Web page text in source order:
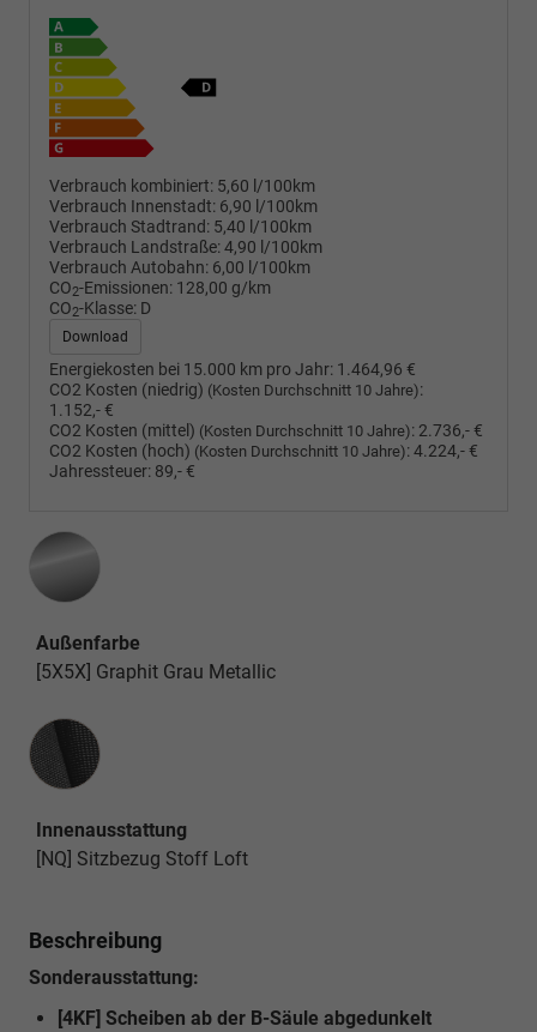
Verbrauch kombiniert: 5,60 l/100km
Verbrauch Innenstadt: 6,90 l/100km
Verbrauch Stadtrand: 5,40 l/100km
Verbrauch Landstraße:4,90 l/100km
Verbrauch Autobahn: 6,00 l/100km
CO2-Emissionen: 128,00 g/km
CO2-Klasse: D
Download
Energiekosten bei 15.000 km pro Jahr: 1.464,96 €
CO2 Kosten (niedrig) (Kosten Durchschnitt 10 Jahre):
1.152,- €
CO2 Kosten (mittel) (Kosten Durchschnitt 10 Jahre): 2.736,- €
CO2 Kosten (hoch) (Kosten Durchschnitt 10 Jahre):4.224,- €
Jahressteuer: 89,- €
Außenfarbe
[5X5X] Graphit Grau Metallic
Innenausstattung
Innenausstattung
[NQ] Sitzbezug Stoff Loft
Beschreibung
Sonderausstattung:
[4KF] Scheiben ab der B-Säule abgedunkelt